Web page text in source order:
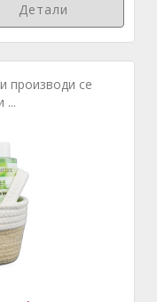
Детали
производи се
...